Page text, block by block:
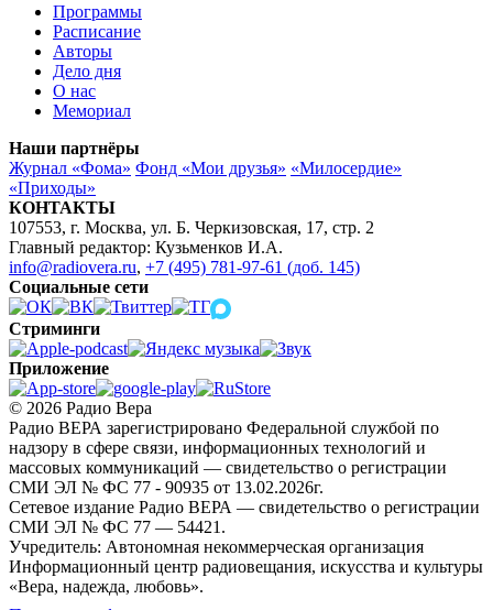
Программы
Расписание
Авторы
Дело дня
О нас
Мемориал
Наши партнёры
Журнал «Фома» Фонд «Мои друзья» «Милосердие»
«Приходы»
КОНТАКТЫ
107553, г. Москва, ул. Б. Черкизовская, 17, стр. 2
Главный редактор: Кузьменков И.А.
info@radiovera.ru, +7 (495) 781-97-61 (доб. 145)
Социальные сети
Стриминги
Приложение
© 2026 Радио Вера
Радио ВЕРА зарегистрировано Федеральной службой по
надзору в сфере связи, информационных технологий и
массовых коммуникаций — свидетельство о регистрации
СМИ ЭЛ № ФС 77 - 90935 от 13.02.2026г.
Сетевое издание Радио ВЕРА — свидетельство о регистрации
СМИ ЭЛ № ФС 77 — 54421.
Учредитель: Автономная некоммерческая организация
Информационный центр радиовещания, искусства и культуры
«Вера, надежда, любовь».